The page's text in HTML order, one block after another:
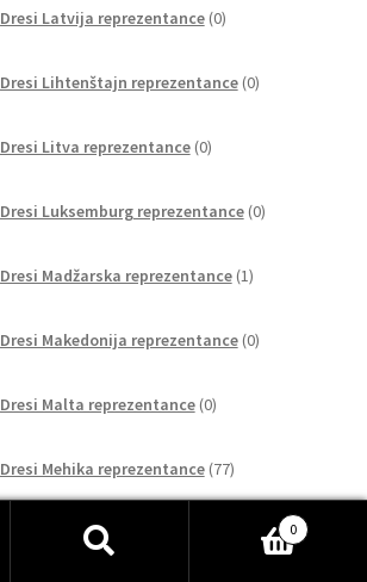
Dresi Latvija reprezentance 0izdelkov
Dresi Lihtenštajn reprezentance 0izdelkov
Dresi Litva reprezentance 0izdelkov
Dresi Luksemburg reprezentance 0izdelkov
Dresi Madžarska reprezentance 1izdelek
Dresi Makedonija reprezentance 0izdelkov
Dresi Malta reprezentance 0izdelkov
Dresi Mehika reprezentance 77izdelkov
Dresi Moldavijo reprezentance
izdelkov
0